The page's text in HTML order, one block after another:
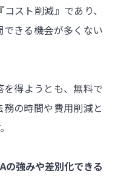
スト削減』であり、
きる機会が多くない
得ようとも、無料で
の時間や費用削減と
の強みや差別化できる